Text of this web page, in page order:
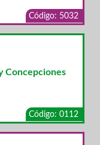
Código: 5032
Concepciones
Código: 0112